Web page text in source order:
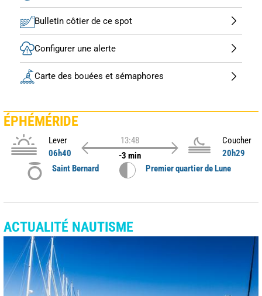
Bulletin côtier de ce spot
Configurer une alerte
Carte des bouées et sémaphores
ÉPHÉMÉRIDE
Lever
06h40
13:48
-3 min
Coucher
20h29
Saint Bernard
Premier quartier de Lune
ACTUALITÉ NAUTISME